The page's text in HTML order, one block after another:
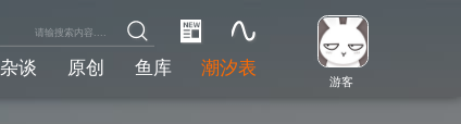
游客
谈 原创 鱼库 潮汐表